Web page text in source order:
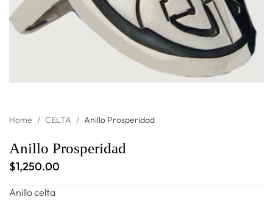
Home / CELTA / Anillo Prosperidad
Anillo Prosperidad
$1,250.00
Anillo celta